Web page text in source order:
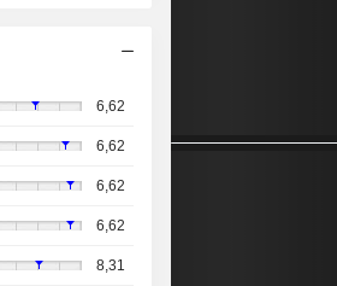
6,62
6,62
6,62
6,62
8,31